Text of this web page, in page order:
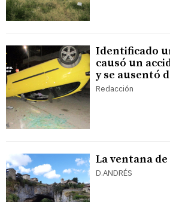
Identificado
causó un
y se ausentó
Redacción
La ventana
D.ANDRÉS